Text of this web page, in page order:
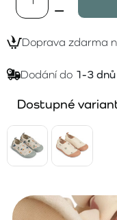
Doprava zdarma
Dodání do 1-3 dnů
Dostupné